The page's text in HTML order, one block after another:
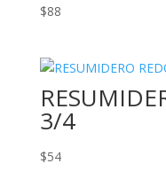
$88
3/4
$54